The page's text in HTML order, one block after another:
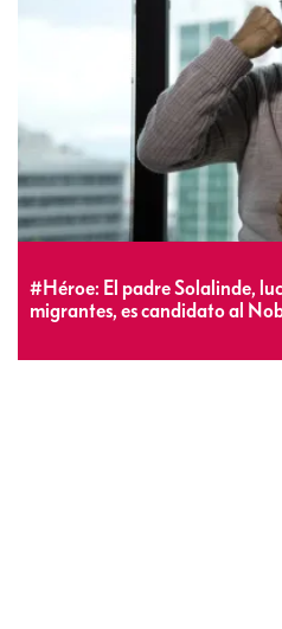
#Héroe: El padre Solalinde,
migrantes, es candidato al